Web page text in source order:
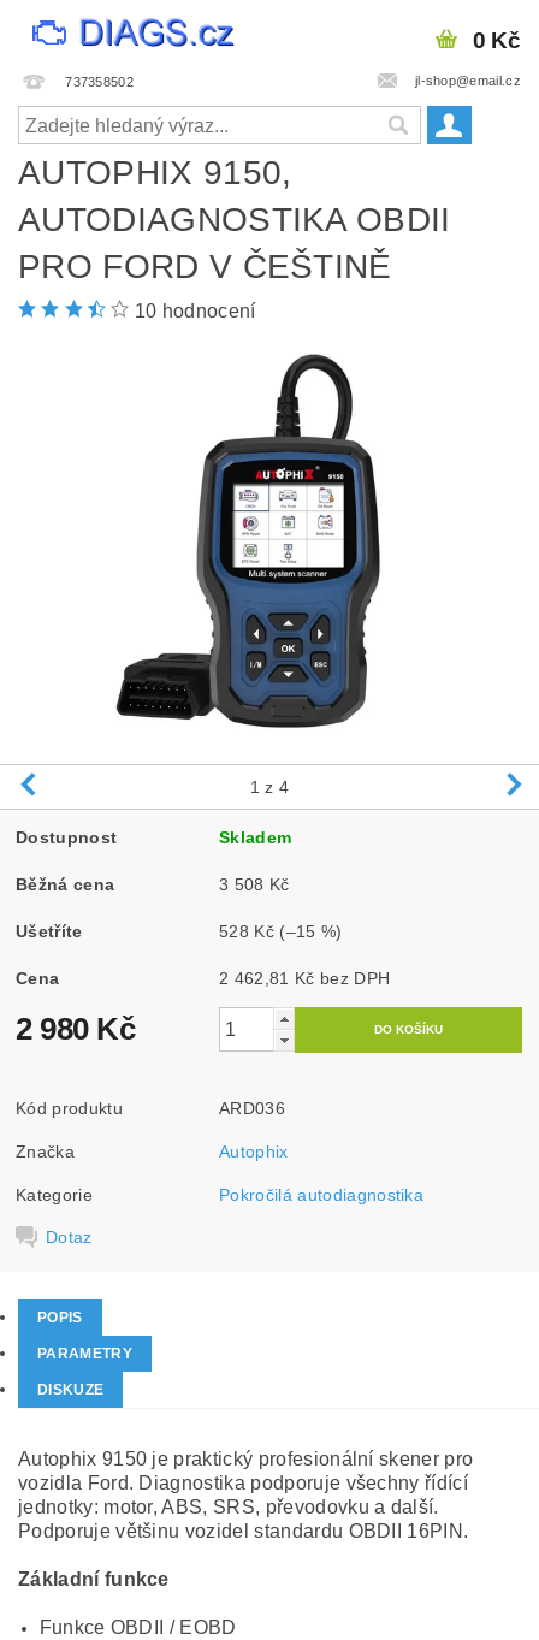
737358502 jl-shop@email.cz
0 Kč
AUTOPHIX 9150,
AUTODIAGNOSTIKA OBDII
PRO FORD V ČEŠTINĚ
10 hodnocení
1 z 4
Dostupnost Skladem
Běžná cena 3 508 Kč
Ušetříte 528 Kč (–15 %)
Cena 2 462,81 Kč bez DPH
2 980 Kč
Kód produktu ARD036
Značka Autophix
Kategorie Pokročilá autodiagnostika
Dotaz
POPIS
PARAMETRY
DISKUZE
Autophix 9150 je praktický profesionální skener pro
vozidla Ford. Diagnostika podporuje všechny řídící
jednotky: motor, ABS, SRS, převodovku a další.
Podporuje většinu vozidel standardu OBDII 16PIN.
Základní funkce
Funkce OBDII / EOBD